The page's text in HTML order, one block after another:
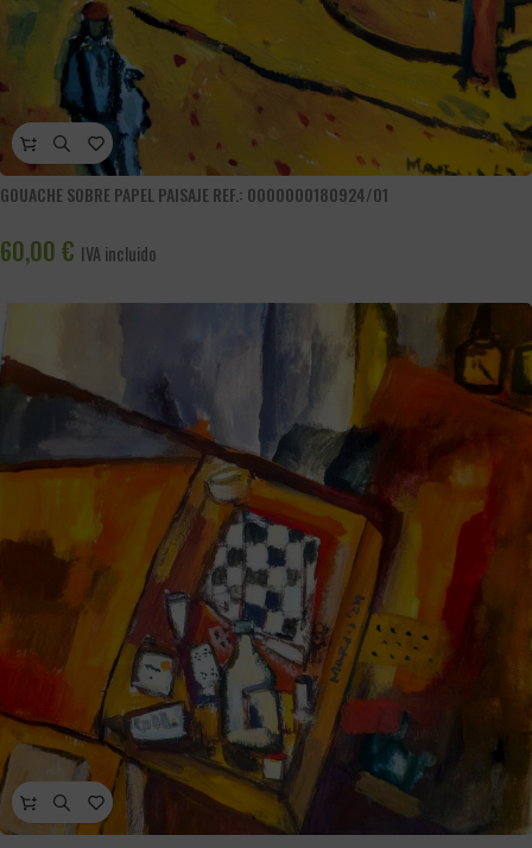
GOUACHE SOBRE PAPEL PAISAJE REF.: 0000000180924/01
60,00 € IVA incluido